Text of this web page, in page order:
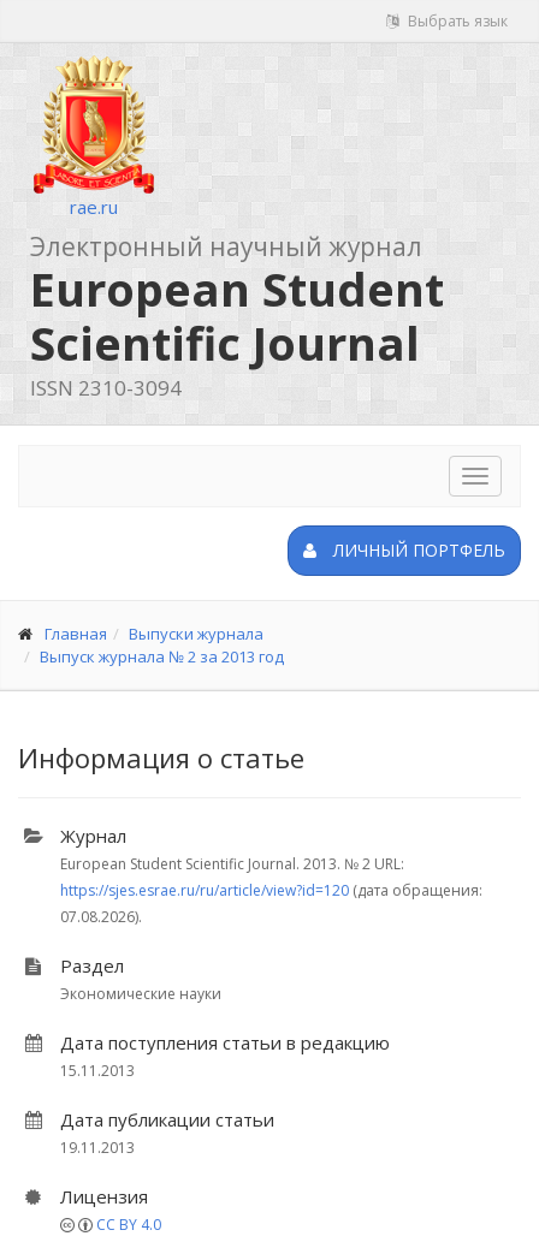
Выбрать язык
rae.ru
Электронный научный журнал
European Student
Scientific Journal
ISSN 2310-3094
Toggle
ЛИЧНЫЙ ПОРТФЕЛЬ
Главная
Выпуски журнала
Выпуск журнала № 2 за 2013 год
Информация о статье
Журнал
European Student Scientific Journal. 2013. № 2 URL:
https://sjes.esrae.ru/ru/article/view?id=120 (дата обращения:
07.08.2026).
Раздел
Экономические науки
Дата поступления статьи в редакцию
15.11.2013
Дата публикации статьи
19.11.2013
Лицензия
CC BY 4.0